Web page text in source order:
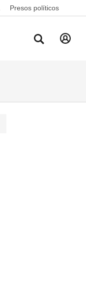
Presos políticos